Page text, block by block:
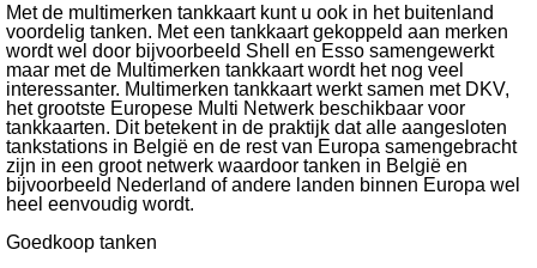
Met de multimerken tankkaart kunt u ook in het buitenland
voordelig tanken. Met een tankkaart gekoppeld aan merken
wordt wel door bijvoorbeeld Shell en Esso samengewerkt
maar met de Multimerken tankkaart wordt het nog veel
interessanter. Multimerken tankkaart werkt samen met DKV,
het grootste Europese Multi Netwerk beschikbaar voor
tankkaarten. Dit betekent in de praktijk dat alle aangesloten
tankstations in België en de rest van Europa samengebracht
zijn in een groot netwerk waardoor tanken in België en
bijvoorbeeld Nederland of andere landen binnen Europa wel
heel eenvoudig wordt.
Goedkoop tanken